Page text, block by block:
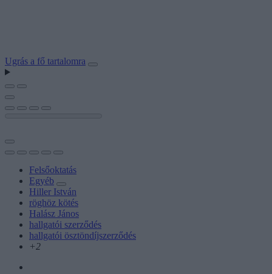
Ugrás a fő tartalomra
Felsőoktatás
Egyéb
Hiller István
röghöz kötés
Halász János
hallgatói szerződés
hallgatói ösztöndíjszerződés
+2